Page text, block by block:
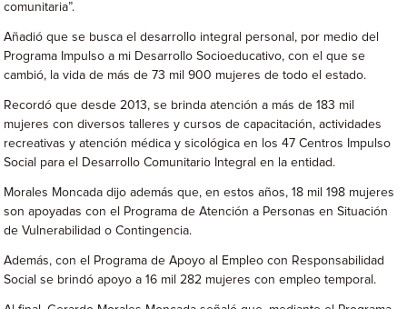
comunitaria”.
Añadió que se busca el desarrollo integral personal, por medio del
Programa Impulso a mi Desarrollo Socioeducativo, con el que se
cambió, la vida de más de 73 mil 900 mujeres de todo el estado.
Recordó que desde 2013, se brinda atención a más de 183 mil
mujeres con diversos talleres y cursos de capacitación, actividades
recreativas y atención médica y sicológica en los 47 Centros Impulso
Social para el Desarrollo Comunitario Integral en la entidad.
Morales Moncada dijo además que, en estos años, 18 mil 198 mujeres
son apoyadas con el Programa de Atención a Personas en Situación
de Vulnerabilidad o Contingencia.
Además, con el Programa de Apoyo al Empleo con Responsabilidad
Social se brindó apoyo a 16 mil 282 mujeres con empleo temporal.